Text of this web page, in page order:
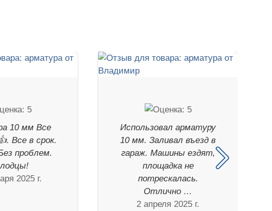
10 мм Все
Все в срок.
проблем.
2025 г.
Использовал арматуру
10 мм. Заливал въезд в
гараж. Машины ездят,
площадка не
потрескалась.
Отлично …
2 апреля 2025 г.